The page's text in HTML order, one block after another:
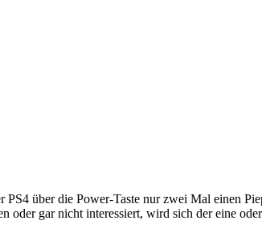
über die Power-Taste nur zwei Mal einen
gar nicht interessiert, wird sich der eine